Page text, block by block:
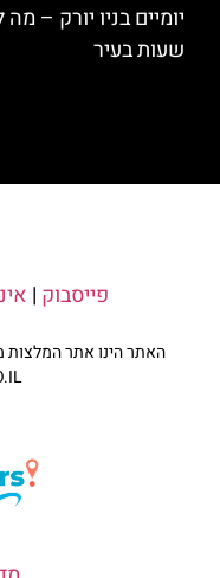
שעות בעיר
פייסבוק |
האתר הינו אתר המלצות